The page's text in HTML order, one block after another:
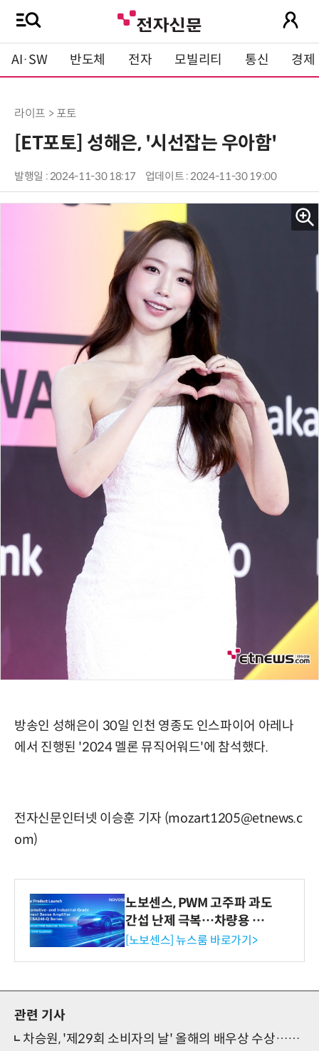
AI·SW 반도체 전자 모빌리티 통신 경제
라이프 > 포토
[ET포토] 성해은, '시선잡는 우아함'
발행일 : 2024-11-30 18:17 업데이트 : 2024-11-30 19:00
방송인 성해은이 30일 인천 영종도 인스파이어 아레나
에서 진행된 '2024 멜론 뮤직어워드'에 참석했다.
전자신문인터넷 이승훈 기자 (mozart1205@etnews.c
om)
노보센스, PWM 고주파 과도
간섭 난제 극복…차량용 전
류 감지 증폭기
[노보센스] 뉴스룸 바로가기>
관련 기사
차승원, '제29회 소비자의 날' 올해의 배우상 수상…종횡무진 매력 조명